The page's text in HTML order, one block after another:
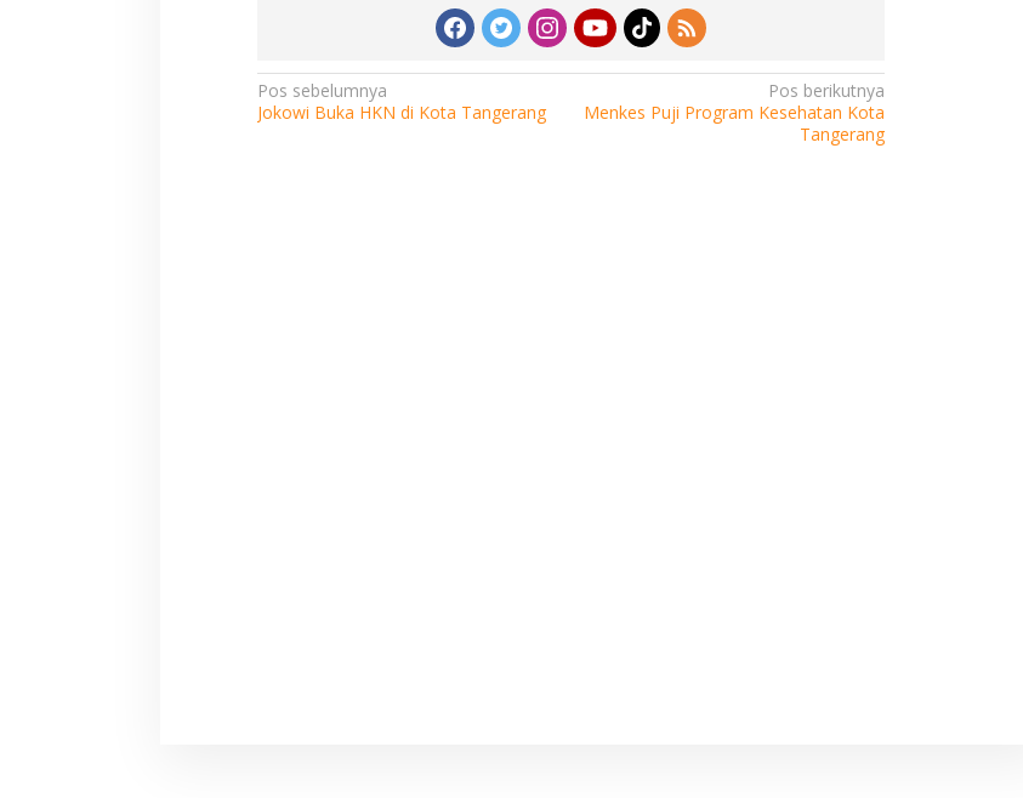
Navigasi
pos
Pos sebelumnya
Jokowi Buka HKN di Kota Tangerang
Pos berikutnya
Menkes Puji Program Kesehatan Kota
Tangerang